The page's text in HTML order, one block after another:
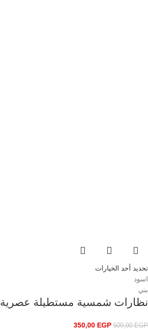
تحديد أحد الخيارات
اسود
بني
نظارات شمسية مستطيلة عصرية
500,00EGP
350,00 EGP